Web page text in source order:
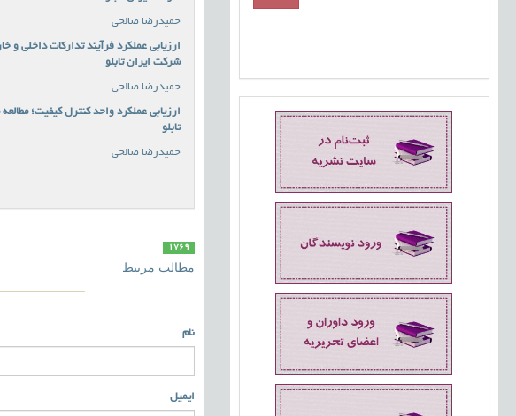
حمیدرضا صالحی
ارزیابی عملکرد فرآیند تدارکات داخلی و
شرکت ایران تابلو
حمیدرضا صالحی
ارزیابی عملکرد واحد کنترل کیفیت؛
تابلو
حمیدرضا صالحی
1769
مطالب مرتبط
نام
ایمیل